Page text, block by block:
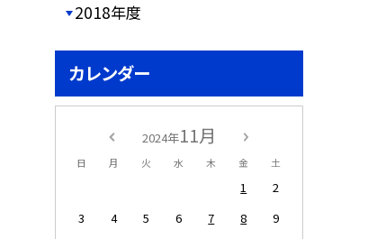
2018年度
カレンダー
2024年11月
日 月 火 水 木 金 土
1
2
3
4 5 6 7 8
9